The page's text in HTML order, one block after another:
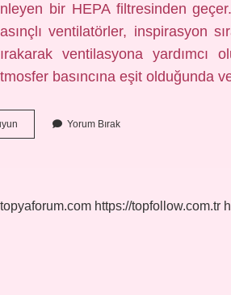
bir HEPA filtresinden
ventilatörler, inspirasyon
ventilasyona yardımcı
basıncına eşit olduğunda
Basınçlı
Yorum Bırak
https://topfollow.com.tr